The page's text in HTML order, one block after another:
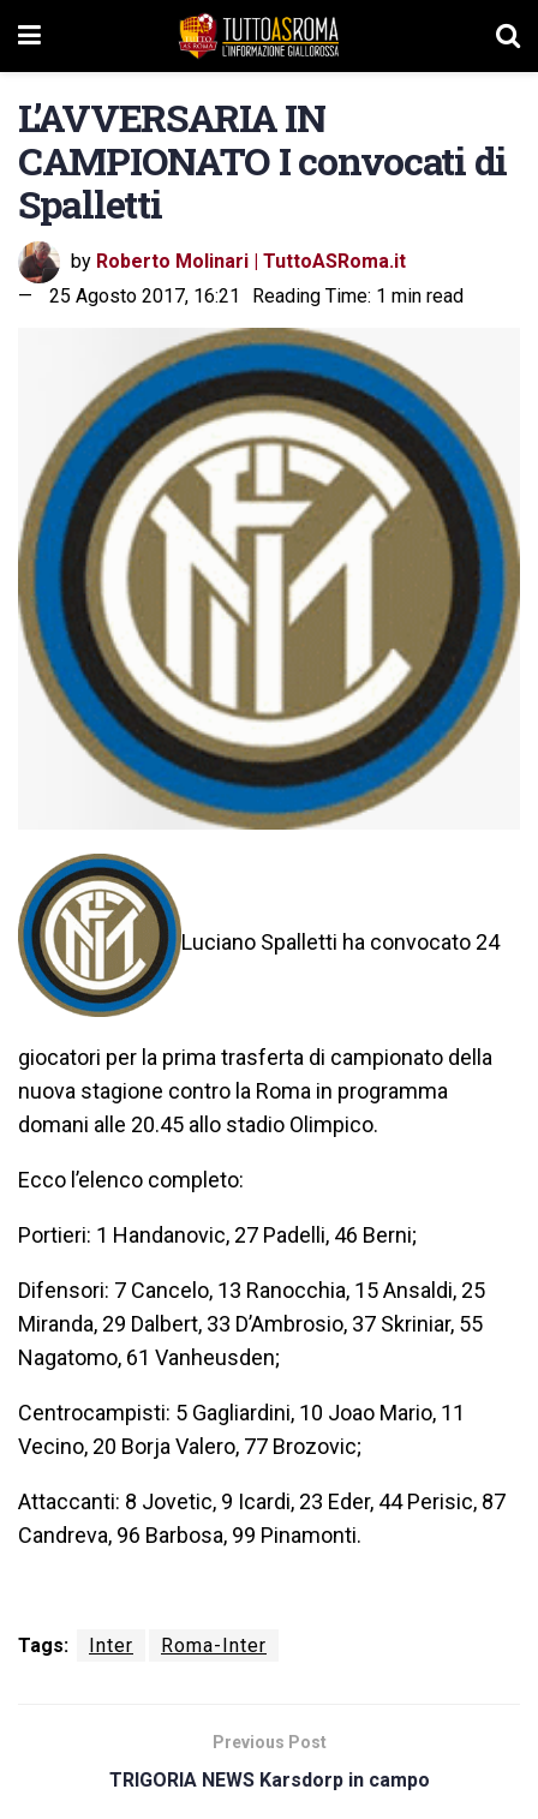
L’AVVERSARIA IN
CAMPIONATO I convocati di
Spalletti
by Roberto Molinari | TuttoASRoma.it
25 Agosto 2017, 16:21
Reading Time: 1 min read
Luciano Spalletti ha convocato 24
giocatori per la prima trasferta di campionato della
nuova stagione contro la Roma in programma
domani alle 20.45 allo stadio Olimpico.
Ecco l’elenco completo:
Portieri: 1 Handanovic, 27 Padelli, 46 Berni;
Difensori: 7 Cancelo, 13 Ranocchia, 15 Ansaldi, 25
Miranda, 29 Dalbert, 33 D’Ambrosio, 37 Skriniar, 55
Nagatomo, 61 Vanheusden;
Centrocampisti: 5 Gagliardini, 10 Joao Mario, 11
Vecino, 20 Borja Valero, 77 Brozovic;
Attaccanti: 8 Jovetic, 9 Icardi, 23 Eder, 44 Perisic, 87
Candreva, 96 Barbosa, 99 Pinamonti.
Tags: Inter Roma-Inter
Previous Post
TRIGORIA NEWS Karsdorp in campo